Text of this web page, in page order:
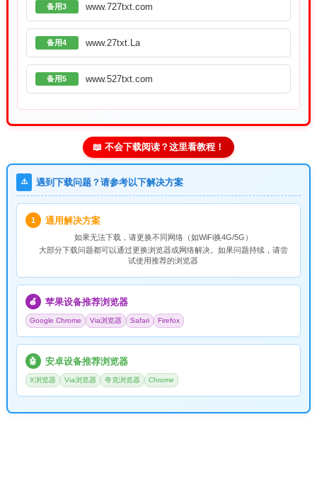
备用3 www.727txt.com
备用4 www.27txt.La
备用5 www.527txt.com
📖 不会下载阅读？这里看教程！
⚠️ 遇到下载问题？请参考以下解决方案
1 通用解决方案
如果无法下载，请更换不同网络（如WiFi换4G/5G）
大部分下载问题都可以通过更换浏览器或网络解决。如果问题持续，请尝
试使用推荐的浏览器
🍎 苹果设备推荐浏览器
Google Chrome Via浏览器 Safari Firefox
🤖 安卓设备推荐浏览器
X浏览器 Via浏览器 夸克浏览器 Chrome